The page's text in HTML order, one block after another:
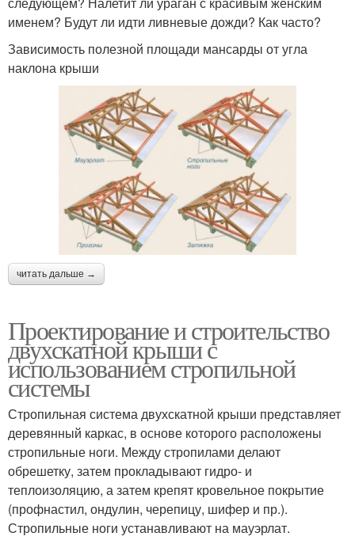
именем? Будут ли идти ливневые дожди? Как часто?
Зависимость полезной площади мансарды от угла
наклона крыши
читать дальше →
Проектирование и строительство
двухскатной крыши с
использованием стропильной
системы
Стропильная система двухскатной крыши представляет
деревянный каркас, в основе которого расположены
стропильные ноги. Между стропилами делают
обрешетку, затем прокладывают гидро- и
теплоизоляцию, а затем крепят кровельное покрытие
(профнастил, ондулин, черепицу, шифер и пр.).
Стропильные ноги устанавливают на мауэрлат.